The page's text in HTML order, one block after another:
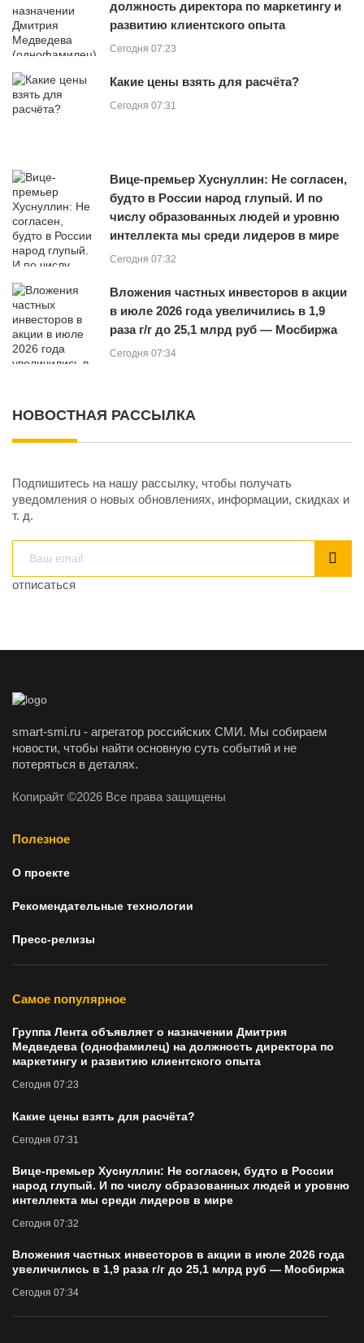
должность директора по маркетингу и
развитию клиентского опыта
Сегодня 07:23
Какие цены взять для расчёта?
Сегодня 07:31
Вице-премьер Хуснуллин: Не согласен,
будто в России народ глупый. И по
числу образованных людей и уровню
интеллекта мы среди лидеров в мире
Сегодня 07:32
Вложения частных инвесторов в акции
в июле 2026 года увеличились в 1,9
раза г/г до 25,1 млрд руб — Мосбиржа
Сегодня 07:34
НОВОСТНАЯ РАССЫЛКА
Подпишитесь на нашу рассылку, чтобы получать
уведомления о новых обновлениях, информации, скидках и
т. д.
отписаться
smart-smi.ru - агрегатор российских СМИ. Мы собираем
новости, чтобы найти основную суть событий и не
потеряться в деталях.
Копирайт ©2026 Все права защищены
Полезное
О проекте
Рекомендательные технологии
Пресс-релизы
Самое популярное
Группа Лента объявляет о назначении Дмитрия
Медведева (однофамилец) на должность директора по
маркетингу и развитию клиентского опыта
Сегодня 07:23
Какие цены взять для расчёта?
Сегодня 07:31
Вице-премьер Хуснуллин: Не согласен, будто в России
народ глупый. И по числу образованных людей и уровню
интеллекта мы среди лидеров в мире
Сегодня 07:32
Вложения частных инвесторов в акции в июле 2026 года
увеличились в 1,9 раза г/г до 25,1 млрд руб — Мосбиржа
Сегодня 07:34